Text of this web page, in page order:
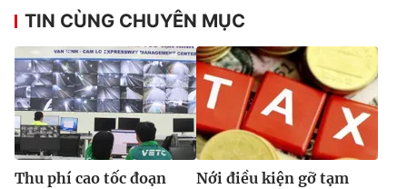
TIN CÙNG CHUYÊN MỤC
Thu phí cao tốc đoạn
Nới điều kiện gỡ tạm